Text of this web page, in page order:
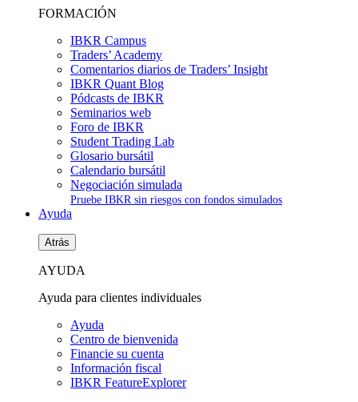
FORMACIÓN
IBKR Campus
Traders’ Academy
Comentarios diarios de Traders’ Insight
IBKR Quant Blog
Pódcasts de IBKR
Seminarios web
Foro de IBKR
Student Trading Lab
Glosario bursátil
Calendario bursátil
Negociación simulada
Pruebe IBKR sin riesgos con fondos simulados
Ayuda
Atrás
AYUDA
Ayuda para clientes individuales
Ayuda
Centro de bienvenida
Financie su cuenta
Información fiscal
IBKR FeatureExplorer